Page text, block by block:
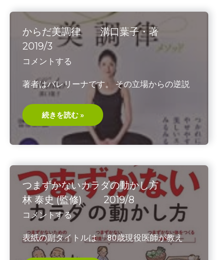
分
治
せ
る
駒
依
著
2019/11
からだ美調律 溝口葉子・著
2019/3
コメントする
著者はバレリーナです。 その立場からの逆説
か
ら
だ
調
口
葉
子・
著
2019/3
続きを読む »
つまずかないカラダの動かし方
林 泰史 (監修) 2019/8
コメントする
表紙の副タイトルは 「80歳現役医師が教え